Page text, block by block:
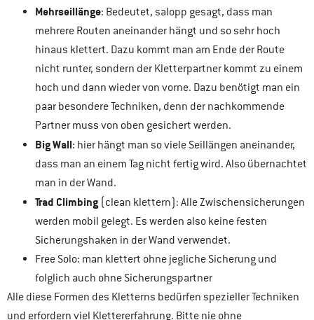
Mehrseillänge: Bedeutet, salopp gesagt, dass man
mehrere Routen aneinander hängt und so sehr hoch
hinaus klettert. Dazu kommt man am Ende der Route
nicht runter, sondern der Kletterpartner kommt zu einem
hoch und dann wieder von vorne. Dazu benötigt man ein
paar besondere Techniken, denn der nachkommende
Partner muss von oben gesichert werden.
Big Wall: hier hängt man so viele Seillängen aneinander,
dass man an einem Tag nicht fertig wird. Also übernachtet
man in der Wand.
Trad Climbing (clean klettern): Alle Zwischensicherungen
werden mobil gelegt. Es werden also keine festen
Sicherungshaken in der Wand verwendet.
Free Solo: man klettert ohne jegliche Sicherung und
folglich auch ohne Sicherungspartner
Alle diese Formen des Kletterns bedürfen spezieller Techniken
und erfordern viel Klettererfahrung. Bitte nie ohne